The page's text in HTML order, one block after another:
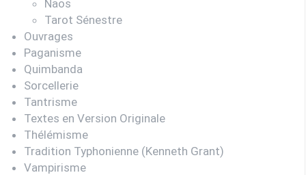
Naos
Tarot Sénestre
Ouvrages
Paganisme
Quimbanda
Sorcellerie
Tantrisme
Textes en Version Originale
Thélémisme
Tradition Typhonienne (Kenneth Grant)
Vampirisme